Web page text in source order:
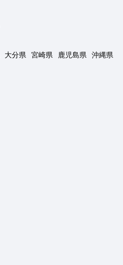
大分県 宮崎県 鹿児島県 沖縄県